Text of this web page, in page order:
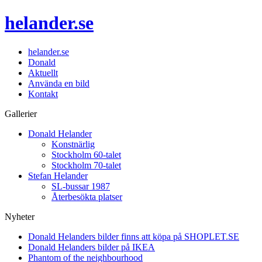
helander.se
helander.se
Donald
Aktuellt
Använda en bild
Kontakt
Gallerier
Donald Helander
Konstnärlig
Stockholm 60-talet
Stockholm 70-talet
Stefan Helander
SL-bussar 1987
Återbesökta platser
Nyheter
Donald Helanders bilder finns att köpa på SHOPLET.SE
Donald Helanders bilder på IKEA
Phantom of the neighbourhood